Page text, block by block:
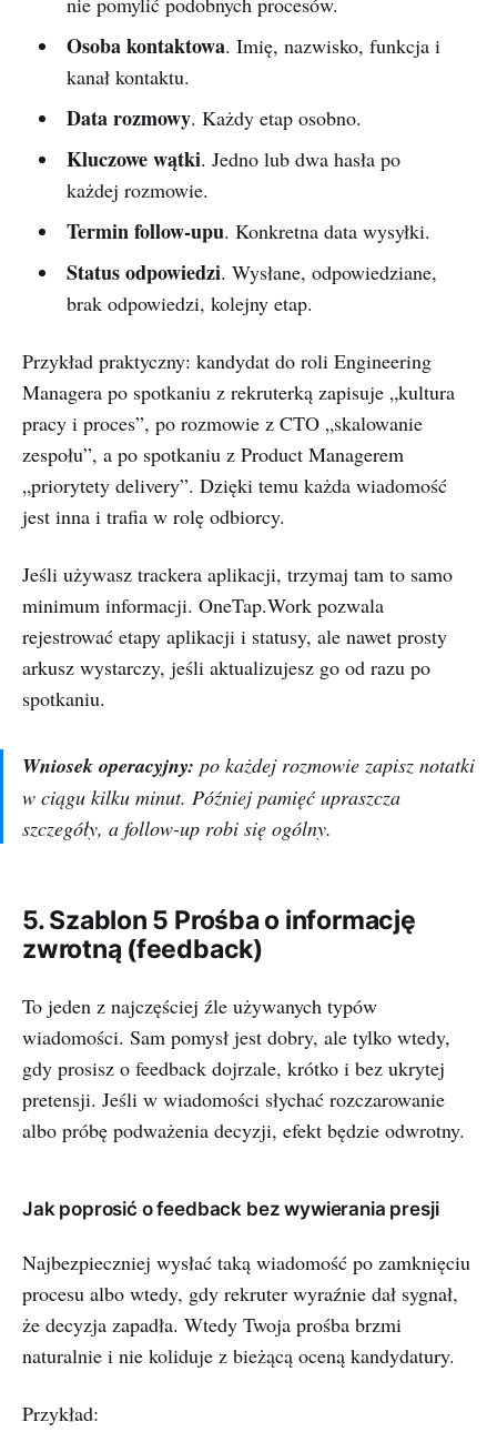
Osoba kontaktowa. Imię, nazwisko, funkcja i
kanał kontaktu.
Data rozmowy. Każdy etap osobno.
Kluczowe wątki. Jedno lub dwa hasła po
każdej rozmowie.
Termin follow-upu. Konkretna data wysyłki.
Status odpowiedzi. Wysłane, odpowiedziane,
brak odpowiedzi, kolejny etap.
Przykład praktyczny: kandydat do roli Engineering
Managera po spotkaniu z rekruterką zapisuje „kultura
pracy i proces”, po rozmowie z CTO „skalowanie
zespołu”, a po spotkaniu z Product Managerem
„priorytety delivery”. Dzięki temu każda wiadomość
jest inna i trafia w rolę odbiorcy.
Jeśli używasz trackera aplikacji, trzymaj tam to samo
minimum informacji. OneTap.Work pozwala
rejestrować etapy aplikacji i statusy, ale nawet prosty
arkusz wystarczy, jeśli aktualizujesz go od razu po
spotkaniu.
Wniosek operacyjny: po każdej rozmowie zapisz notatki
w ciągu kilku minut. Później pamięć upraszcza
szczegóły, a follow-up robi się ogólny.
5. Szablon 5 Prośba o informację
zwrotną (feedback)
To jeden z najczęściej źle używanych typów
wiadomości. Sam pomysł jest dobry, ale tylko wtedy,
gdy prosisz o feedback dojrzale, krótko i bez ukrytej
pretensji. Jeśli w wiadomości słychać rozczarowanie
albo próbę podważenia decyzji, efekt będzie odwrotny.
Jak poprosić o feedback bez wywierania presji
Najbezpieczniej wysłać taką wiadomość po zamknięciu
procesu albo wtedy, gdy rekruter wyraźnie dał sygnał,
że decyzja zapadła. Wtedy Twoja prośba brzmi
naturalnie i nie koliduje z bieżącą oceną kandydatury.
Przykład: